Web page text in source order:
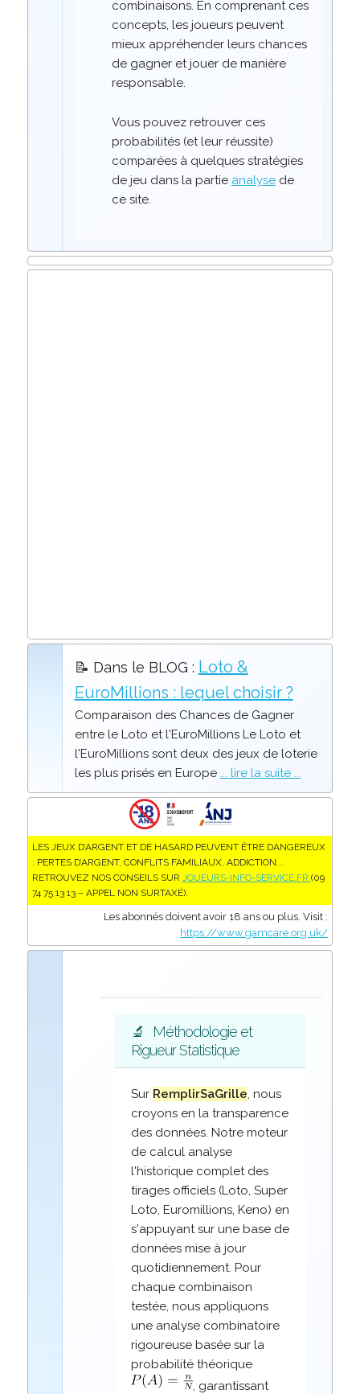
combinaisons. En comprenant ces
concepts, les joueurs peuvent
mieux appréhender leurs chances
de gagner et jouer de manière
responsable.
Vous pouvez retrouver ces
probabilités (et leur réussite)
comparées à quelques stratégies
de jeu dans la partie analysede
ce site.
📝 Dans le BLOG : Loto &
EuroMillions : lequel choisir ?
Comparaison des Chances de Gagner
entre le Loto et l'EuroMillions Le Loto et
l'EuroMillions sont deux des jeux de loterie
les plus prisés en Europe ... lire la suite ...
LES JEUX D’ARGENT ET DE HASARD PEUVENT ÊTRE DANGEREUX
: PERTES D’ARGENT, CONFLITS FAMILIAUX, ADDICTION...
RETROUVEZ NOS CONSEILS SUR JOUEURS-INFO-SERVICE.FR (09
74 75 13 13 – APPEL NON SURTAXÉ).
Les abonnés doivent avoir 18 ans ou plus. Visit :
https://www.gamcare.org.uk/
🔬
Méthodologie et
Rigueur Statistique
Sur RemplirSaGrille, nous
croyons en la transparence
des données. Notre moteur
de calcul analyse
l'historique complet des
tirages officiels (Loto, Super
Loto, Euromillions, Keno) en
s'appuyant sur une base de
données mise à jour
quotidiennement. Pour
chaque combinaison
testée, nous appliquons
une analyse combinatoire
rigoureuse basée sur la
probabilité théorique
, garantissant